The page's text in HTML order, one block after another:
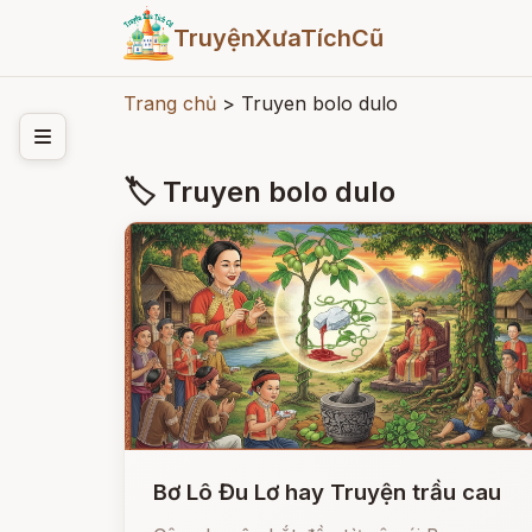
TruyệnXưaTíchCũ
Trang chủ > Truyen bolo dulo
🏷 Truyen bolo dulo
Bơ Lô Đu Lơ hay Truyện trầu cau